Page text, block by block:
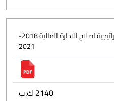
استراتيجية اصلاح الادارة المالية 2018-
2021
2140 ك.ب